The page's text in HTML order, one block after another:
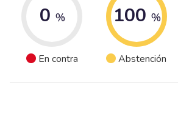
0 %
En contra
100 %
Abstención